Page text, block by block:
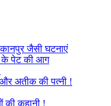
कानपुर जैसी घटनाएं
के पेट की आग
अतीक की पत्नी !
की कहानी !